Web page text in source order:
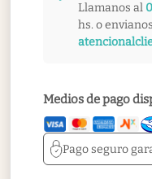
Llamanos al
hs. o
Medios de pago
Pago seguro